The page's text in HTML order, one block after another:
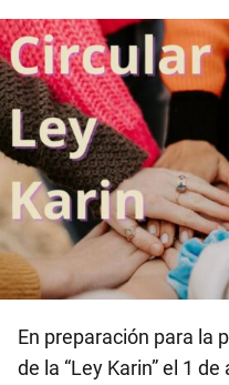
En preparación para la
de la “Ley Karin” el 1